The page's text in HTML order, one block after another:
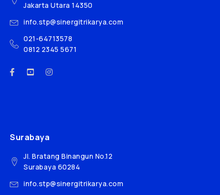
Jakarta Utara 14350
info.stp@sinergitrikarya.com
021-64713578
0812 2345 5671
Surabaya
Jl. Bratang Binangun No.12
Surabaya 60284
info.stp@sinergitrikarya.com